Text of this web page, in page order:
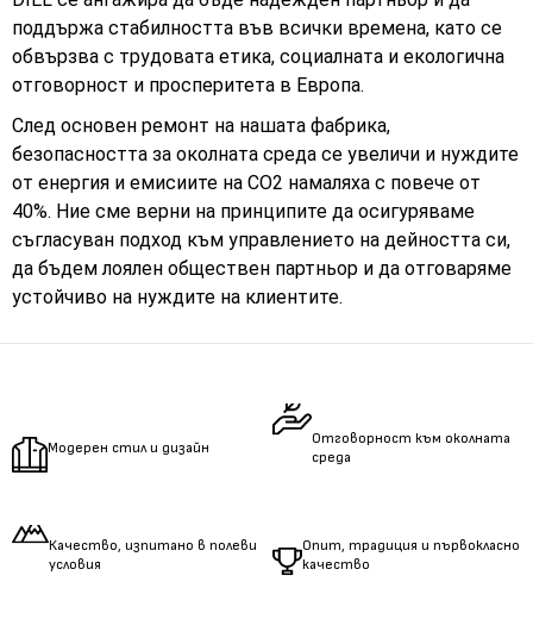
поддържа стабилността във всички времена, като се
обвързва с трудовата етика, социалната и екологична
отговорност и просперитета в Европа.
След основен ремонт на нашата фабрика,
безопасността за околната среда се увеличи и нуждите
от енергия и емисиите на CO2 намаляха с повече от
40%. Ние сме верни на принципите да осигуряваме
съгласуван подход към управлението на дейността си,
да бъдем лоялен обществен партньор и да отговаряме
устойчиво на нуждите на клиентите.
Модерен стил и дизайн
Отговорност към околната
среда
Качество, изпитано в полеви
условия
Опит, традиция и първокласно
качество